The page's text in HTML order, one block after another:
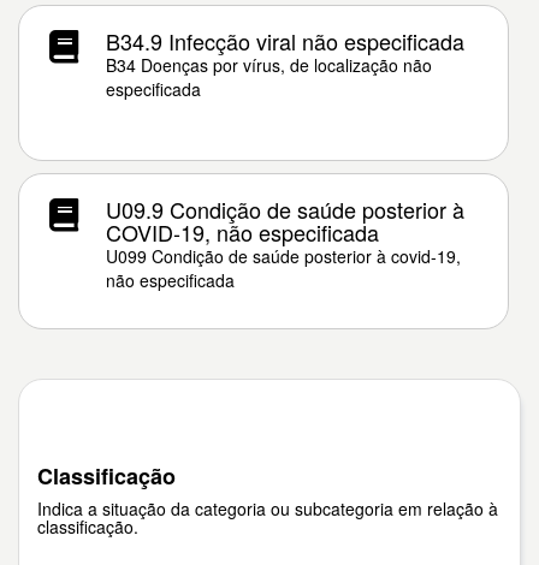
B34.9 Infecção viral não especificada
B34 Doenças por vírus, de localização não
especificada
U09.9 Condição de saúde posterior à
COVID-19, não especificada
U099 Condição de saúde posterior à covid-19,
não especificada
Classificação
Indica a situação da categoria ou subcategoria em relação à
classificação.